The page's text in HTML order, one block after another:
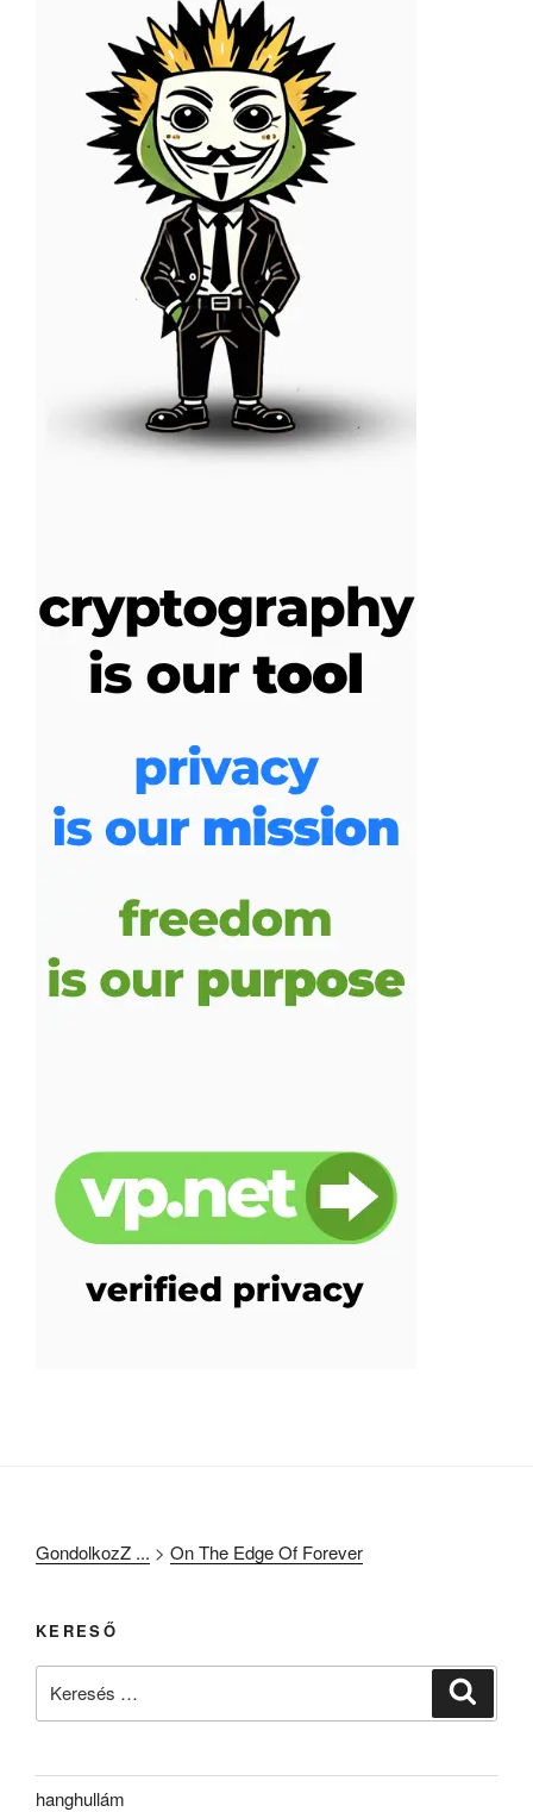
GondolkozZ ... > On The Edge Of Forever
KERESŐ
hanghullám